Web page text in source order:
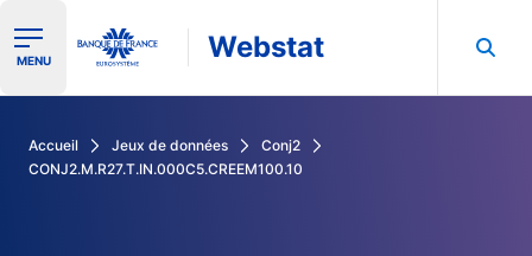
Ouvrir le menu de navigation
MENU Webstat
Accueil Jeux de données
Conj2
CONJ2.M.R27.T.IN.000C5.CREEM100.10